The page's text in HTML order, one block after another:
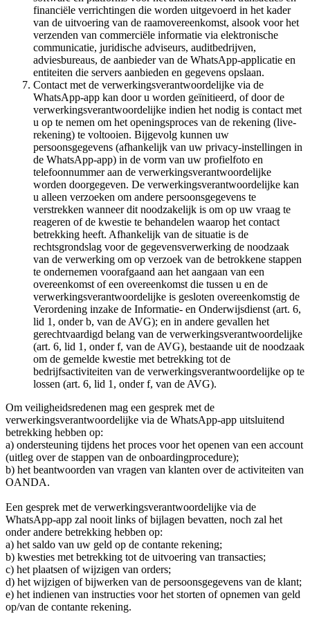
financiële verrichtingen die worden uitgevoerd in het kader
van de uitvoering van de raamovereenkomst, alsook voor het
verzenden van commerciële informatie via elektronische
communicatie, juridische adviseurs, auditbedrijven,
adviesbureaus, de aanbieder van de WhatsApp-applicatie en
entiteiten die servers aanbieden en gegevens opslaan.
Contact met de verwerkingsverantwoordelijke via de
WhatsApp-app kan door u worden geïnitieerd, of door de
verwerkingsverantwoordelijke indien het nodig is contact met
u op te nemen om het openingsproces van de rekening (live-
rekening) te voltooien. Bijgevolg kunnen uw
persoonsgegevens (afhankelijk van uw privacy-instellingen in
de WhatsApp-app) in de vorm van uw profielfoto en
telefoonnummer aan de verwerkingsverantwoordelijke
worden doorgegeven. De verwerkingsverantwoordelijke kan
u alleen verzoeken om andere persoonsgegevens te
verstrekken wanneer dit noodzakelijk is om op uw vraag te
reageren of de kwestie te behandelen waarop het contact
betrekking heeft. Afhankelijk van de situatie is de
rechtsgrondslag voor de gegevensverwerking de noodzaak
van de verwerking om op verzoek van de betrokkene stappen
te ondernemen voorafgaand aan het aangaan van een
overeenkomst of een overeenkomst die tussen u en de
verwerkingsverantwoordelijke is gesloten overeenkomstig de
Verordening inzake de Informatie- en Onderwijsdienst (art. 6,
lid 1, onder b, van de AVG); en in andere gevallen het
gerechtvaardigd belang van de verwerkingsverantwoordelijke
(art. 6, lid 1, onder f, van de AVG), bestaande uit de noodzaak
om de gemelde kwestie met betrekking tot de
bedrijfsactiviteiten van de verwerkingsverantwoordelijke op te
lossen (art. 6, lid 1, onder f, van de AVG).
Om veiligheidsredenen mag een gesprek met de
verwerkingsverantwoordelijke via de WhatsApp-app uitsluitend
betrekking hebben op:
a) ondersteuning tijdens het proces voor het openen van een account
(uitleg over de stappen van de onboardingprocedure);
b) het beantwoorden van vragen van klanten over de activiteiten van
OANDA.
Een gesprek met de verwerkingsverantwoordelijke via de
WhatsApp-app zal nooit links of bijlagen bevatten, noch zal het
onder andere betrekking hebben op:
a) het saldo van uw geld op de contante rekening;
b) kwesties met betrekking tot de uitvoering van transacties;
c) het plaatsen of wijzigen van orders;
d) het wijzigen of bijwerken van de persoonsgegevens van de klant;
e) het indienen van instructies voor het storten of opnemen van geld
op/van de contante rekening.